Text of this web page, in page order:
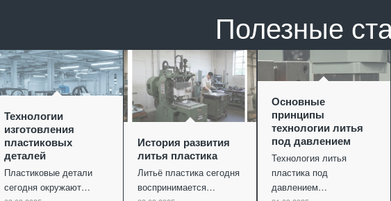
Полезные
Технологии
изготовления
пластиковых
деталей
Пластиковые детали
сегодня окружают…
История развития
литья пластика
Литьё пластика сегодня
воспринимается…
Основные
принципы
технологии литья
под давлением
Технология литья
пластика под
давлением…